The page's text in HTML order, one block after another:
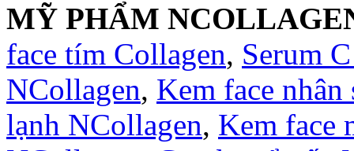
MỸ PHẨM
face tím Collagen, Serum
NCollagen, Kem face
lạnh NCollagen, Kem face